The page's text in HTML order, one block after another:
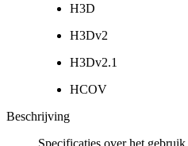
H3D
H3Dv2
H3Dv2.1
HCOV
Beschrijving
Specificaties over het